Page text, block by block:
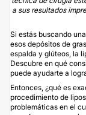
a sus resultados
Si estás buscando
esos depósitos de
espalda y glúteos, la
Descubre en qué
puede ayudarte a
Entonces, ¿qué es
procedimiento de
problemáticas en el